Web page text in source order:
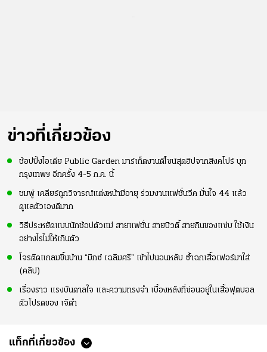
ข่าวที่เกี่ยวข้อง
ช้อปปิ้งไอเดีย Public Garden มาร์เก็ตงานดีไซน์สุดฮิปจากสิงคโปร์ บุก
กรุงเทพฯ อีกครั้ง 4-5 ก.ค. นี้
ชมพู่ เคลียร์ถูกวิจารณ์แต่งหน้ามีอายุ ร่วมงานแฟชั่นวีค มั่นใจ 44 แล้ว
ดูแลตัวเองดีมาก
วิธีประหยัดแบบนักช้อปตัวแม่ สายแฟชั่น สายบิวตี้ สายกินของแซ่บ ใช้เงิน
อย่างไรไม่ให้เกินตัว
โจรติดแกลมขึ้นบ้าน “มิกซ์ เฉลิมศรี” เข้าไปนอนหลับ ซ้ำฉกเสื้อเฟอร์มาใส่
(คลิป)
เรื่องราว แรงบันดาลใจ และความทรงจำ เบื้องหลังที่ซ่อนอยู่ในเสื้อฟุตบอล
ตัวโปรดของ เจ๊ดำ
แท็กที่เกี่ยวข้อง